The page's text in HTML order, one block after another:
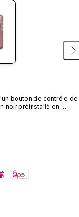
bouton de contrôle de
noir préinstallé en